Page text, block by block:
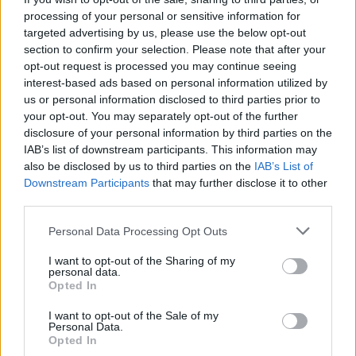
processing of your personal or sensitive information for
targeted advertising by us, please use the below opt-out
section to confirm your selection. Please note that after your
opt-out request is processed you may continue seeing
interest-based ads based on personal information utilized by
us or personal information disclosed to third parties prior to
your opt-out. You may separately opt-out of the further
disclosure of your personal information by third parties on the
IAB’s list of downstream participants. This information may
also be disclosed by us to third parties on the IAB’s List of
Downstream Participants that may further disclose it to other
Personal Data Processing Opt Outs
I want to opt-out of the Sharing of my
personal data.
Opted In
I want to opt-out of the Sale of my
Personal Data.
Opted In
gość
Wysypka
Witam, od kilku dni borykam się ze swędzeniem,
pieczeniem podczas oddawania moczu. Dziś
postanowiłam tam zerknąć i sytuacja wygląda
tak jak na zdjęciu. Czy może ktoś wie, co to
może być?
Forum: Ginekologia - specjalista radzi, dla
pacjentki
Tematy miesiączka ginekologia
Reklama: